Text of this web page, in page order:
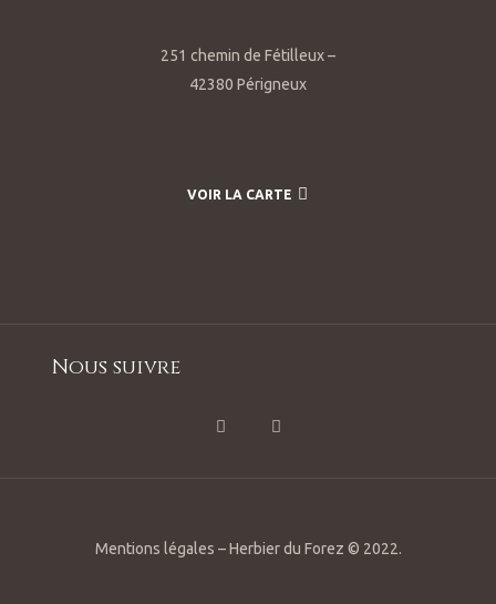
251 chemin de Fétilleux –
42380 Périgneux
VOIR LA CARTE
Nous suivre
Mentions légales – Herbier du Forez © 2022.